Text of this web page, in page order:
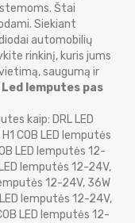
Štai
Siekiant
automobilių
rinkinį, kuris jums
saugumą ir
lemputes pas
kaip: DRL LED
COB LED lemputės
LED lemputės 12-
lemputės 12-24V,
12-24V, 36W
lemputės 12-24V,
LED lemputės 12-